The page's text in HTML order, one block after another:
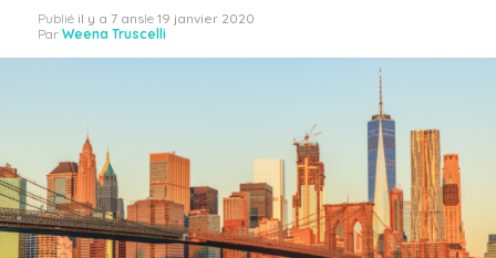
Publié il y a 7 ansle 19 janvier 2020
Par Weena Truscelli